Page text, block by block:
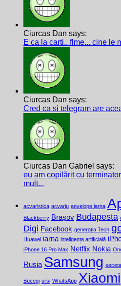
Ciurcas Dan says:
E ca la carti.. flme... cine le
Ciurcas Dan says:
Cred ca si telegram are
Ciurcas Dan Gabriel says:
eu am copilărit cu
mult...
acvaristica acvariu anvelope iarna
Blackberry Brașov Budapesta
Digi Facebook generația Tech
Huawei iarna inteligența artificială
iPhone 16 Pro Max Netflix Nokia
Rusia Samsung seceta
Bucegi urși WhatsApp Xiaomi